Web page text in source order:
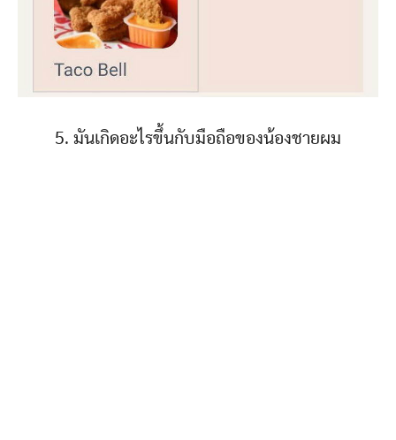
5. มันเกิดอะไรขึ้นกับมือถือของน้องชายผม